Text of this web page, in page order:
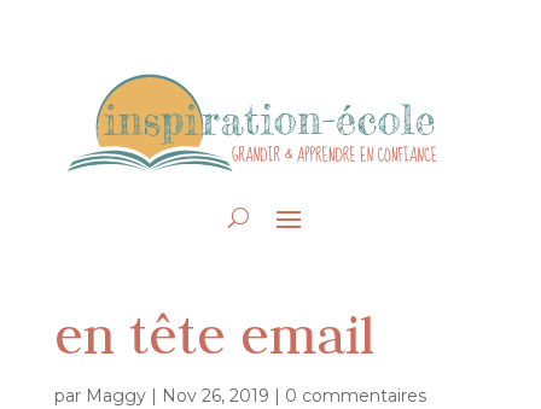
en tête email
par Maggy| Nov 26, 2019 | 0 commentaires